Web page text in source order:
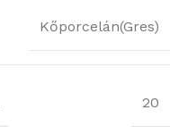
Kőporcelán(Gres)
20